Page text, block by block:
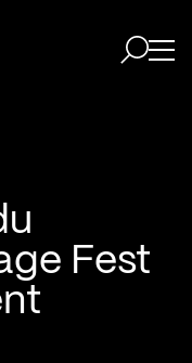
Fest